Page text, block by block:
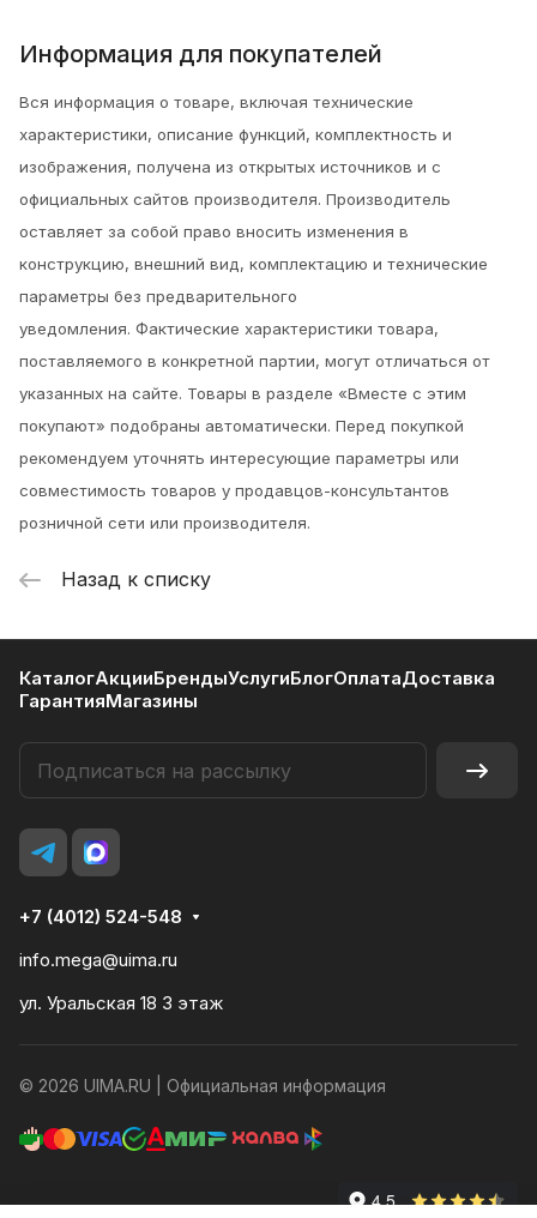
Информация для покупателей
Вся информация о товаре, включая технические
характеристики, описание функций, комплектность и
изображения, получена из открытых источников и с
официальных сайтов производителя. Производитель
оставляет за собой право вносить изменения в
конструкцию, внешний вид, комплектацию и технические
параметры без предварительного
уведомления. Фактические характеристики товара,
поставляемого в конкретной партии, могут отличаться от
указанных на сайте. Товары в разделе «Вместе с этим
покупают» подобраны автоматически. Перед покупкой
рекомендуем уточнять интересующие параметры или
совместимость товаров у продавцов-консультантов
розничной сети или производителя.
Назад к списку
КаталогАкцииБрендыУслугиБлогОплатаДоставка
ГарантияМагазины
+7 (4012) 524-548
info.mega@uima.ru
ул. Уральская 18 3 этаж
© 2026 UIMA.RU | Официальная информация